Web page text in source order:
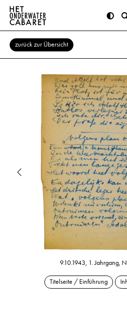
zurück zur Übersicht
9.10.1943, 1. Jahrgang,
Titelseite / Einführung